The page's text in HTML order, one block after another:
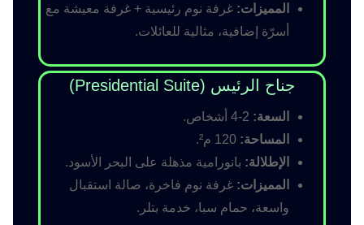
المميزات: غرفة نوم رئيسية + غرفة معيشة مع
أسرّة إضافية، مثالية للعائلات.
جناح الرئيس (Presidential Suite)
السعة:
المساحة:
الإطلالة: بانورامية مذهلة على البحر الأسود.
المميزات: غرفة نوم فاخرة، صالة استقبال
واسعة، حمام سبا، خدمة بتلر.